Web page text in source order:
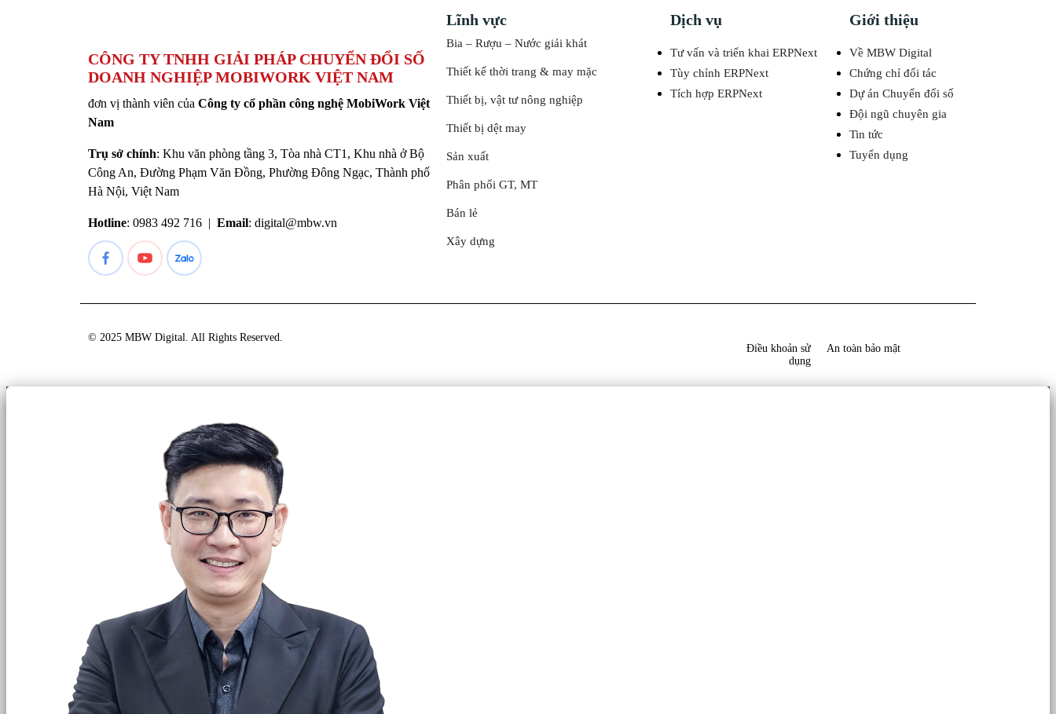
CÔNG TY TNHH GIẢI PHÁP CHUYỂN ĐỔI SỐ
DOANH NGHIỆP MOBIWORK VIỆT NAM
đơn vị thành viên của Công ty cổ phần công nghệ MobiWork Việt
Nam
Trụ sở chính: Khu văn phòng tầng 3, Tòa nhà CT1, Khu nhà ở Bộ
Công An, Đường Phạm Văn Đồng, Phường Đông Ngạc, Thành phố
Hà Nội, Việt Nam
Hotline: 0983 492 716 | Email: digital@mbw.vn
Lĩnh vực
Bia – Rượu – Nước giải khát
Thiết kế thời trang & may mặc
Thiết bị, vật tư nông nghiệp
Thiết bị dệt may
Sản xuất
Phân phối GT, MT
Bán lẻ
Xây dựng
Dịch vụ
Tư vấn và triển khai ERPNext
Tùy chỉnh ERPNext
Tích hợp ERPNext
Giới thiệu
Về MBW Digital
Chứng chỉ đối tác
Dự án Chuyển đổi số
Đội ngũ chuyên gia
Tin tức
Tuyển dụng
© 2025 MBW Digital. All Rights Reserved.
Điều khoản sử
dụng
An toàn bảo mật